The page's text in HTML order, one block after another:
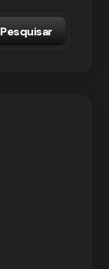
Pesquisar